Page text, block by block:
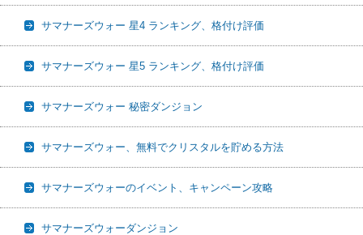
サマナーズウォー 星4 ランキング、格付け評価
サマナーズウォー 星5 ランキング、格付け評価
サマナーズウォー 秘密ダンジョン
サマナーズウォー、無料でクリスタルを貯める方法
サマナーズウォーのイベント、キャンペーン攻略
サマナーズウォーダンジョン